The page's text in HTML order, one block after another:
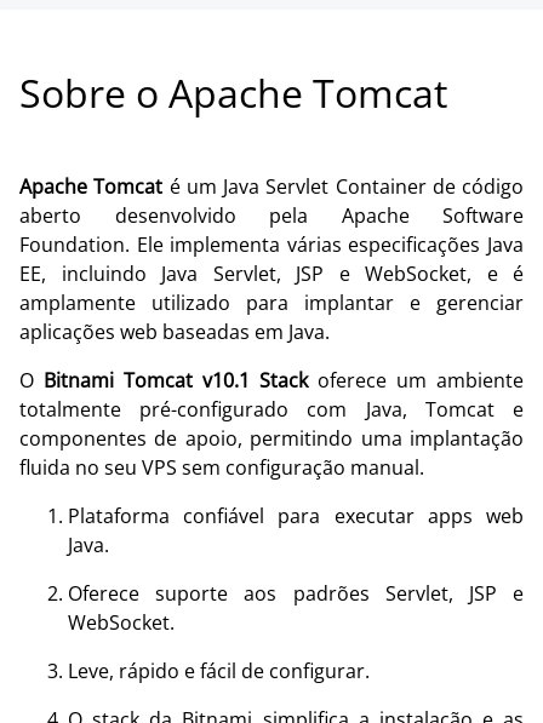
Sobre o Apache Tomcat
Apache Tomcat é um Java Servlet Container de código
aberto desenvolvido pela Apache Software
Foundation. Ele implementa várias especificações Java
EE, incluindo Java Servlet, JSP e WebSocket, e é
amplamente utilizado para implantar e gerenciar
aplicações web baseadas em Java.
O Bitnami Tomcat v10.1 Stackoferece um ambiente
totalmente pré-configurado com Java, Tomcat e
componentes de apoio, permitindo uma implantação
fluida no seu VPS sem configuração manual.
Plataforma confiável para executar apps web
Java.
Oferece suporte aos padrões Servlet, JSP e
WebSocket.
Leve, rápido e fácil de configurar.